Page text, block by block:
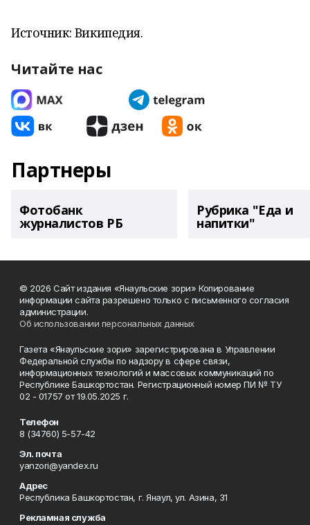
Источник: Википедия.
Читайте нас
Партнеры
Фотобанк
журналистов РБ
Рубрика "Еда и
напитки"
© 2026 Сайт издания «Янаульские зори» Копирование
информации сайта разрешено только с письменного согласия
администрации.
Об использовании персональных данных
Газета «Янаульские зори» зарегистрирована в Управлении
Федеральной службы по надзору в сфере связи,
информационных технологий и массовых коммуникаций по
Республике Башкортостан. Регистрационный номер ПИ № ТУ
02 - 01757 от 19.05.2025 г.
Телефон
8 (34760) 5-57-42
Эл. почта
yanzori@yandex.ru
Адрес
Республика Башкортостан, г. Янаул, ул. Азина, 31
Рекламная служба